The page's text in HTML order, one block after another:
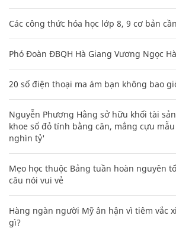
Các công thức hóa học lớp 8, 9 cơ bản
Phó Đoàn ĐBQH Hà Giang Vương Ngọc
20 số điện thoại ma ám bạn không bao
Nguyễn Phương Hằng sở hữu khối tài
khoe sổ đỏ tính bằng cân, mắng cựu
nghìn tỷ'
Mẹo học thuộc Bảng tuần hoàn nguyên
câu nói vui vẻ
Hàng ngàn người Mỹ ân hận vì tiêm vắc
gì?